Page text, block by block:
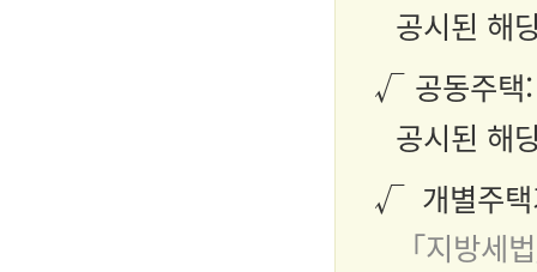
공시된 해
√ 공동주
공시된 해
√ 개별주택
「지방세